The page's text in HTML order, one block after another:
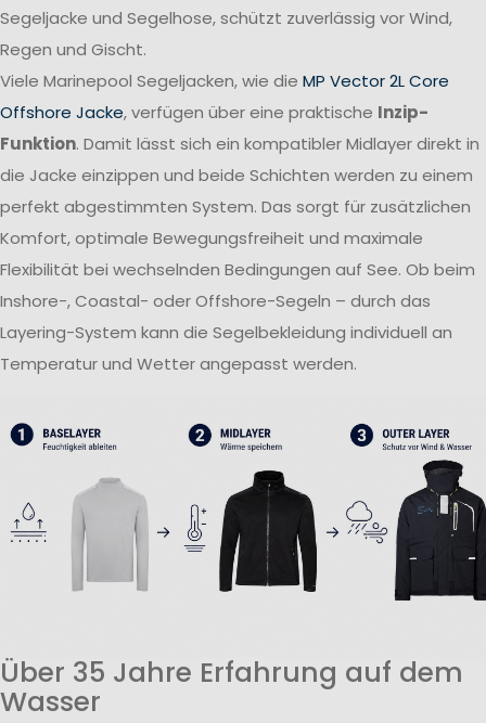
Segeljacke und Segelhose, schützt zuverlässig vor Wind,
Regen und Gischt.
Viele Marinepool Segeljacken, wie die MP Vector 2L Core
Offshore Jacke, verfügen über eine praktische Inzip-
Funktion. Damit lässt sich ein kompatibler Midlayer direkt in
die Jacke einzippen und beide Schichten werden zu einem
perfekt abgestimmten System. Das sorgt für zusätzlichen
Komfort, optimale Bewegungsfreiheit und maximale
Flexibilität bei wechselnden Bedingungen auf See. Ob beim
Inshore-, Coastal- oder Offshore-Segeln – durch das
Layering-System kann die Segelbekleidung individuell an
Temperatur und Wetter angepasst werden.
Über 35 Jahre Erfahrung auf dem
Wasser